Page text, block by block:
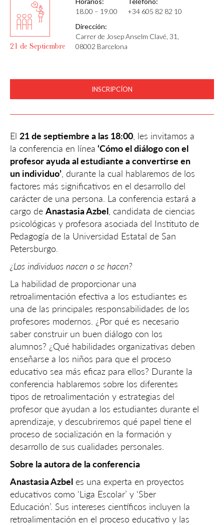
21 de Septiembre
18.00 – 19.00
+34 605 82 82 10
Dirección:
Carrer de Josep Anselm Clavé, 31,
08002 Barcelona
INSCRIPCÍON
El 21 de septiembre a las 18:00 , les invitamos a
la conferencia en línea ‘Cómo el diálogo con el
profesor ayuda al estudiante a convertirse en
un individuo’ , durante la cual hablaremos de los
factores más significativos en el desarrollo del
carácter de una persona. La conferencia estará a
cargo de Anastasia Azbel , candidata de ciencias
psicológicas y profesora asociada del Instituto de
Pedagogía de la Universidad Estatal de San
Petersburgo.
¿Los individuos nacen o se hacen?
La habilidad de proporcionar una
retroalimentación efectiva a los estudiantes es
una de las principales responsabilidades de los
profesores modernos. ¿Por qué es necesario
saber construir un buen diálogo con los
alumnos? ¿Qué habilidades organizativas deben
enseñarse a los niños para que el proceso
educativo sea más eficaz para ellos? Durante la
conferencia hablaremos sobre los diferentes
tipos de retroalimentación y estrategias del
profesor que ayudan a los estudiantes durante el
aprendizaje, y descubriremos qué papel tiene el
proceso de socialización en la formación y
desarrollo de sus cualidades personales.
Sobre la autora de la conferencia
Anastasia Azbel es una experta en proyectos
educativos como ‘Liga Escolar’ y ‘Sber
Educación’. Sus intereses científicos incluyen la
retroalimentación en el proceso educativo y las